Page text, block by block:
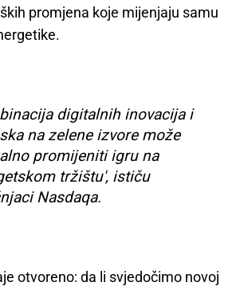
promjena koje mijenjaju samu
digitalnih inovacija i
na zelene izvore može
promijeniti igru na
tržištu', ističu
Nasdaqa.
otvoreno: da li svjedočimo novoj